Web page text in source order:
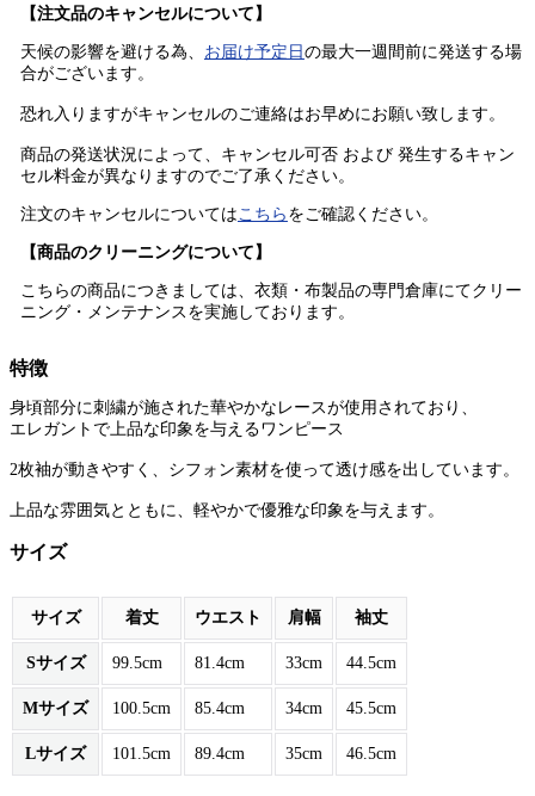
【注文品のキャンセルについて】
天候の影響を避ける為、 お届け予定日 の最大一週間前に発送する場
合がございます。
恐れ入りますがキャンセルのご連絡はお早めにお願い致します。
商品の発送状況によって、キャンセル可否 および 発生するキャン
セル料金が異なりますのでご了承ください。
注文のキャンセルについてはこちら をご確認ください。
【商品のクリーニングについて】
こちらの商品につきましては、衣類・布製品の専門倉庫にてクリー
ニング・メンテナンスを実施しております。
特徴
身頃部分に刺繍が施された華やかなレースが使用されており、
エレガントで上品な印象を与えるワンピース
2枚袖が動きやすく、シフォン素材を使って透け感を出しています。
上品な雰囲気とともに、軽やかで優雅な印象を与えます。
サイズ
サイズ 着丈 ウエスト 肩幅 袖丈
Sサイズ 99.5cm 81.4cm 33cm 44.5cm
Mサイズ 100.5cm 85.4cm 34cm 45.5cm
Lサイズ 101.5cm 89.4cm 35cm 46.5cm